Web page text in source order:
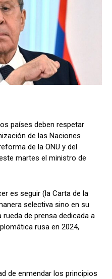
países deben respetar
de las Naciones
de la ONU y del
martes el ministro de
es seguir (la Carta de la
selectiva sino en su
de prensa dedicada a
rusa en 2024,
de enmendar los principios